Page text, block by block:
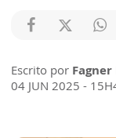
Escrito por Fagner
04 JUN 2025 -